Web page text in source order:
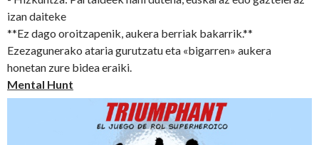
izan daiteke
**Ez dago oroitzapenik, aukera berriak bakarrik.**
Ezezagunerako ataria gurutzatu eta «bigarren» aukera
honetan zure bidea eraiki.
Mental Hunt